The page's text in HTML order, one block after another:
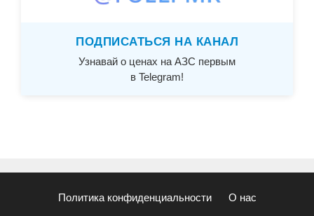
ПОДПИСАТЬСЯ НА КАНАЛ
Узнавай о ценах на АЗС первым
в Telegram!
Политика конфиденциальности О нас